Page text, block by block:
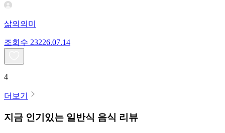
삶의의미
조회수 23226.07.14
4
더보기
지금 인기있는 일반식 음식 리뷰